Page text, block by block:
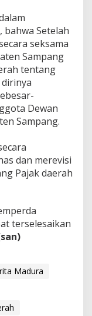
Setelah
seksama
Sampang
tentang
Dewan
Sampang.
dan merevisi
Pajak daerah
terselesaikan
Madura